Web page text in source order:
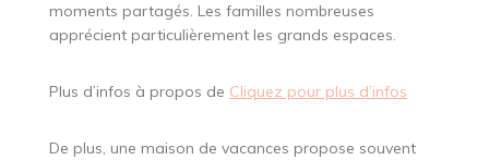
moments partagés. Les familles nombreuses
apprécient particulièrement les grands espaces.
Plus d’infos à propos de Cliquez pour plus d’infos
De plus, une maison de vacances propose souvent